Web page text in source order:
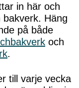
in här och
Häng
på både
och
.
till varje vecka